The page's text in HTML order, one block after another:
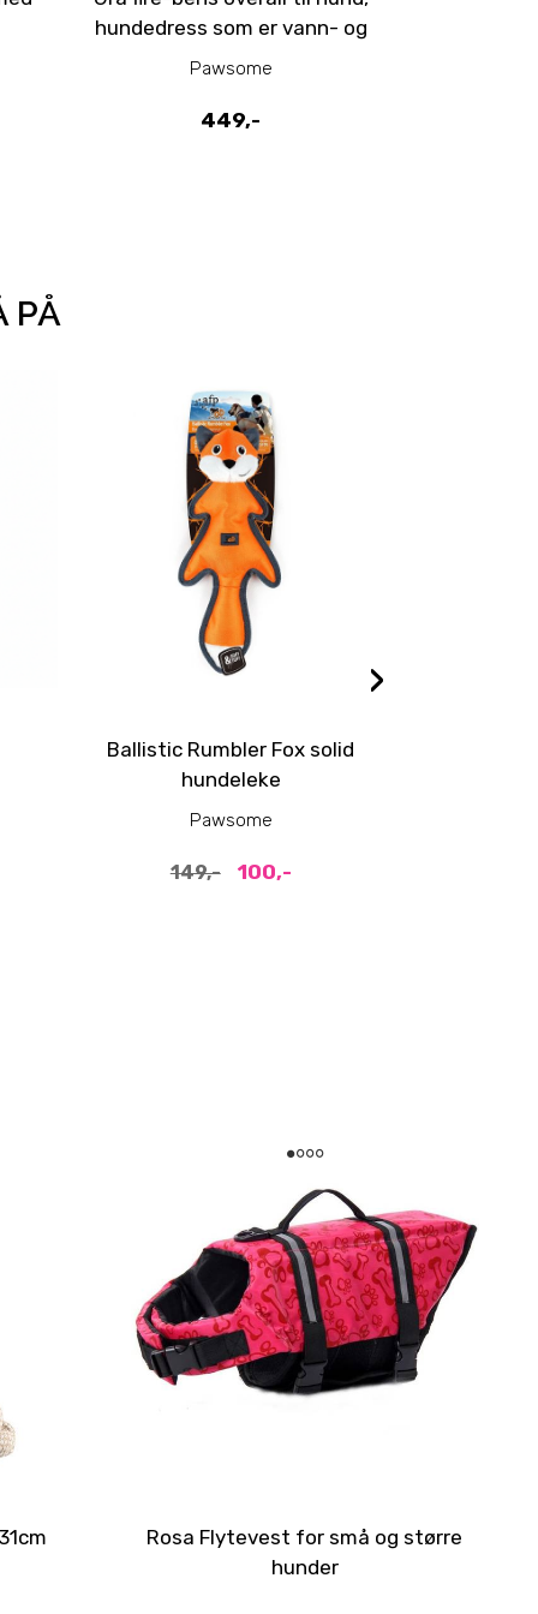
hundedress som er vann- og
vindtett
Pawsome
449,-
PÅ
Ballistic Rumbler Fox solid
hundeleke
Pawsome
149,- 100,-
›
Rosa Flytevest for små og større
hunder